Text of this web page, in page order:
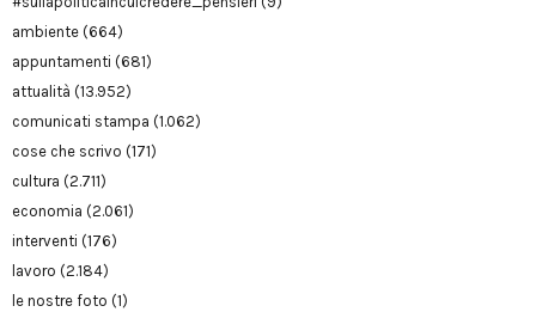
ambiente (664)
appuntamenti (681)
attualità (13.952)
comunicati stampa (1.062)
cose che scrivo (171)
cultura (2.711)
economia (2.061)
interventi (176)
lavoro (2.184)
le nostre foto (1)